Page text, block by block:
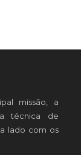
missão, a
técnica de
lado com os